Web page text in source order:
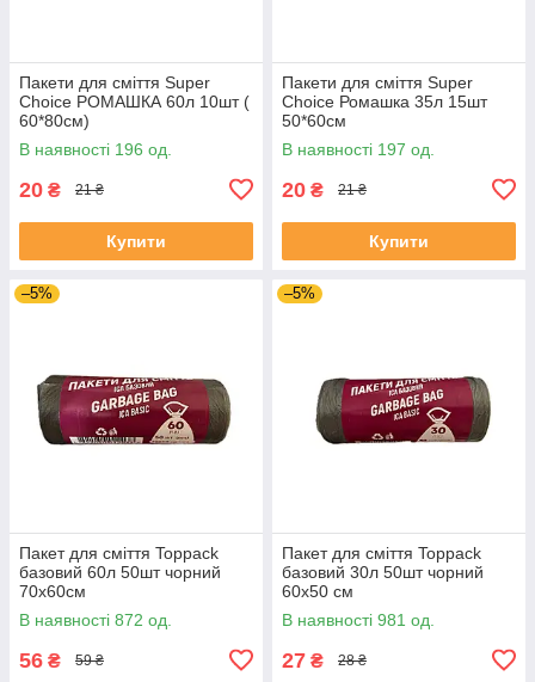
Пакети для сміття Super
Choice РОМАШКА 60л 10шт (
60*80см)
В наявності 196 од.
20 ₴ 21 ₴
Купити
Пакети для сміття Super
Choice Ромашка 35л 15шт
50*60см
В наявності 197 од.
20 ₴ 21 ₴
Купити
–5%
Пакет для сміття Toppack
базовий 60л 50шт чорний
70х60см
В наявності 872 од.
56 ₴ 59 ₴
–5%
Пакет для сміття Toppack
базовий 30л 50шт чорний
60х50 см
В наявності 981 од.
27 ₴ 28 ₴